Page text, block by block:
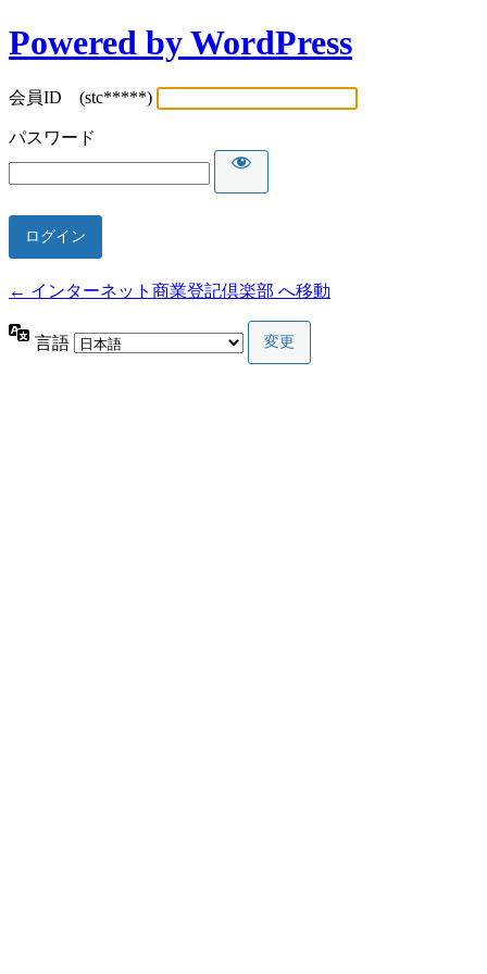
Powered by WordPress
会員ID (stc*****)
パスワード
← インターネット商業登記倶楽部 へ移動
言語